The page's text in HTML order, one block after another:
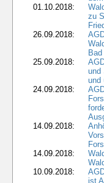
01.10.2018:
zu
26.09.2018:
25.09.2018:
und
und
24.09.2018:
14.09.2018:
14.09.2018:
10.09.2018:
ist